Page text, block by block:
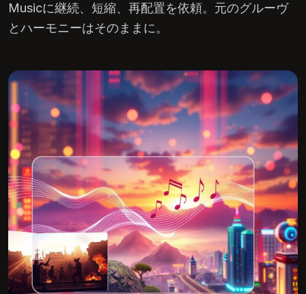
Musicに継続、短縮、再配置を依頼。元のグルーヴ
とハーモニーはそのままに。